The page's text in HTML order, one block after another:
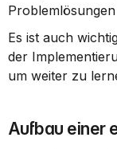
Es ist auch
der
um weiter zu
Aufbau einer